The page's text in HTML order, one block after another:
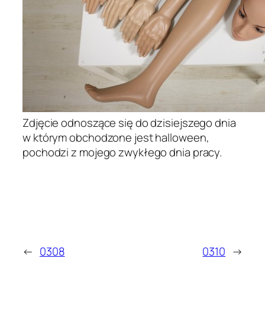
Zdjęcie odnoszące się do dzisiejszego dnia
w którym obchodzone jest halloween,
pochodzi z mojego zwykłego dnia pracy.
← 0308 0310 →